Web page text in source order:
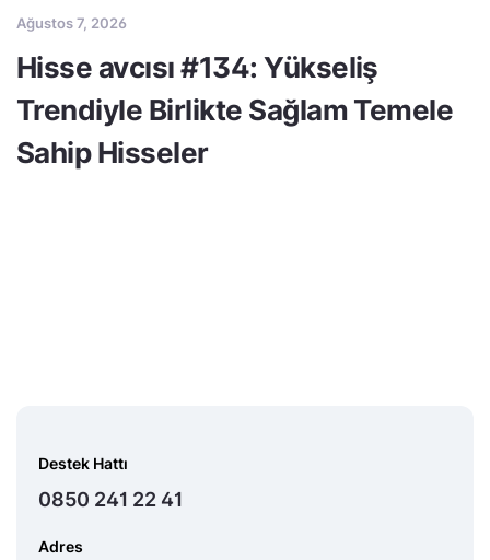
Ağustos 7, 2026
Hisse avcısı #134: Yükseliş
Trendiyle Birlikte Sağlam Temele
Sahip Hisseler
Destek Hattı
0850 241 22 41
Adres